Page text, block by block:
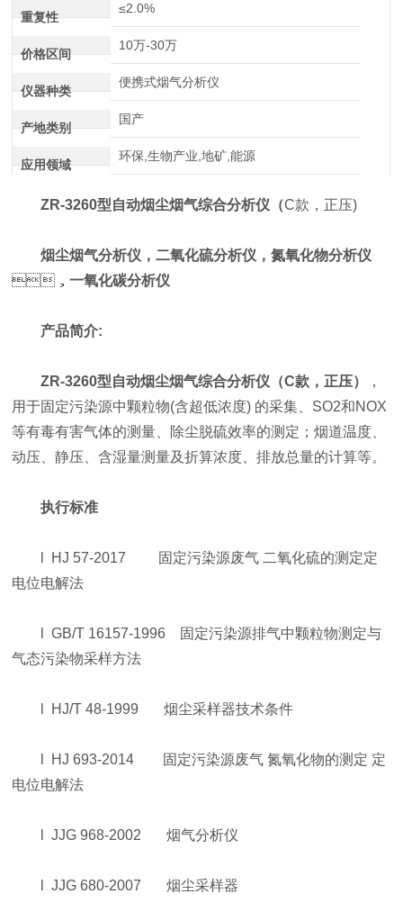
重复性
≤2.0%
价格区间
10万-30万
仪器种类
便携式烟气分析仪
产地类别
国产
应用领域
环保,生物产业,地矿,能源
ZR-3260型自动烟尘烟气综合分析仪 （C款，正压)
烟尘烟气分析仪 ，二氧化硫分析仪，氮氧化物分析仪
，一氧化碳分析仪
产品简介:
ZR-3260型自动烟尘烟气综合分析仪 （C款，正压）
，
用于固定污染源中颗粒物(含超低浓度) 的采集、SO2和NOX
等有毒有害气体的测量、除尘脱硫效率的测定；烟道温度、
动压、静压、含湿量测量及折算浓度、排放总量的计算等。
执行标准
l HJ 57-2017 固定污染源废气 二氧化硫的测定定
电位电解法
l GB/T 16157-1996 固定污染源排气中颗粒物测定与
气态污染物采样方法
l HJ/T 48-1999 烟尘采样器技术条件
l HJ 693-2014 固定污染源废气 氮氧化物的测定 定
电位电解法
l JJG 968-2002 烟气分析仪
l JJG 680-2007 烟尘采样器